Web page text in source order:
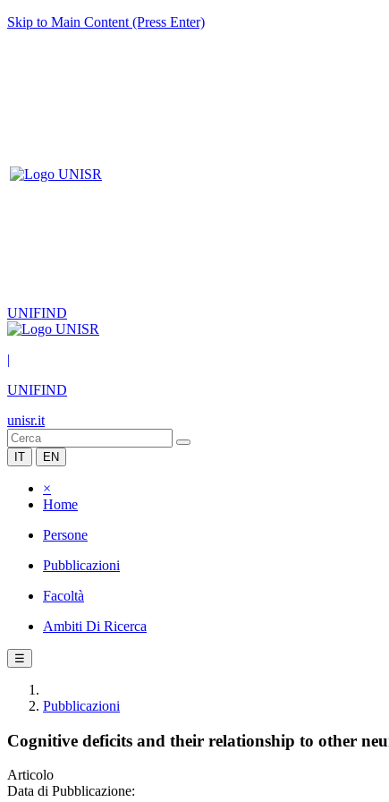
Skip to Main Content (Press Enter)
UNIFIND
|
UNIFIND
unisr.it
IT EN
×
Home
Persone
Pubblicazioni
Facoltà
Ambiti Di Ricerca
☰
Pubblicazioni
Cognitive deficits and their relationship to other
Articolo
Data di Pubblicazione: